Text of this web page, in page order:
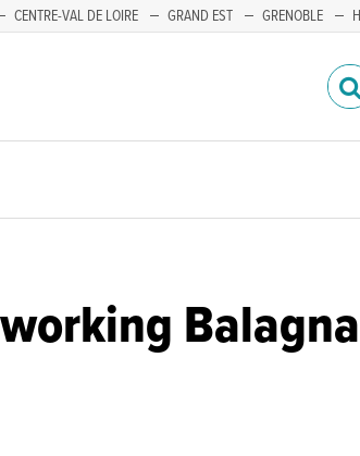
CENTRE-VAL DE LOIRE GRAND EST GRENOBLE
Balagna